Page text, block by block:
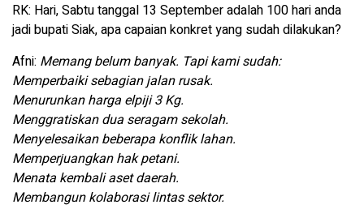
RK: Hari, Sabtu tanggal 13 September adalah 100 hari anda
jadi bupati Siak, apa capaian konkret yang sudah dilakukan?
Afni: Memang belum banyak. Tapi kami sudah:
Memperbaiki sebagian jalan rusak.
Menurunkan harga elpiji 3 Kg.
Menggratiskan dua seragam sekolah.
Menyelesaikan beberapa konflik lahan.
Memperjuangkan hak petani.
Menata kembali aset daerah.
Membangun kolaborasi lintas sektor.